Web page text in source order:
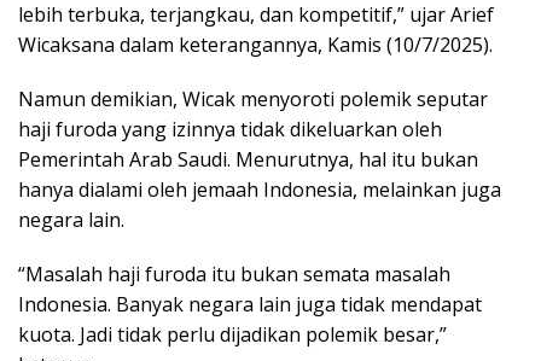
lebih terbuka, terjangkau, dan kompetitif,” ujar Arief
Wicaksana dalam keterangannya, Kamis (10/7/2025).
Namun demikian, Wicak menyoroti polemik seputar
haji furoda yang izinnya tidak dikeluarkan oleh
Pemerintah Arab Saudi. Menurutnya, hal itu bukan
hanya dialami oleh jemaah Indonesia, melainkan juga
negara lain.
“Masalah haji furoda itu bukan semata masalah
Indonesia. Banyak negara lain juga tidak mendapat
kuota. Jadi tidak perlu dijadikan polemik besar,”